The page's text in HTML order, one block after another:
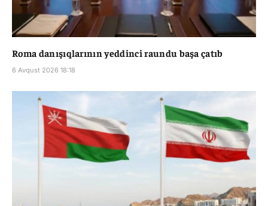
Roma danışıqlarının yeddinci raundu başa çatıb
6 Avqust 2026 18:18